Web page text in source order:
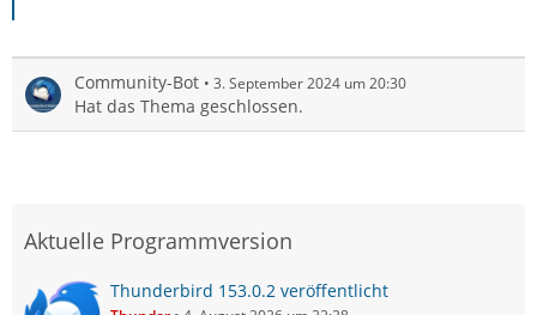
Community-Bot 3. September 2024 um 20:30
Hat das Thema geschlossen.
Aktuelle Programmversion
Thunderbird 153.0.2 veröffentlicht